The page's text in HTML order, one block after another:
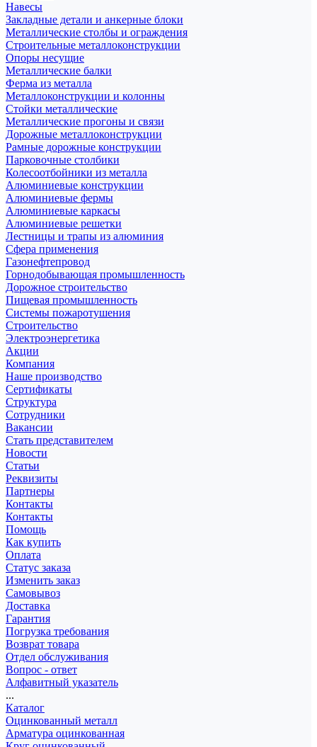
Навесы
Закладные детали и анкерные блоки
Металлические столбы и ограждения
Строительные металлоконструкции
Опоры несущие
Металлические балки
Ферма из металла
Металлоконструкции и колонны
Стойки металлические
Металлические прогоны и связи
Дорожные металлоконструкции
Рамные дорожные конструкции
Парковочные столбики
Колесоотбойники из металла
Алюминиевые конструкции
Алюминиевые фермы
Алюминиевые каркасы
Алюминиевые решетки
Лестницы и трапы из алюминия
Сфера применения
Газонефтепровод
Горнодобывающая промышленность
Дорожное строительство
Пищевая промышленность
Системы пожаротушения
Строительство
Электроэнергетика
Акции
Компания
Наше производство
Сертификаты
Структура
Сотрудники
Вакансии
Стать представителем
Новости
Статьи
Реквизиты
Партнеры
Контакты
Контакты
Помощь
Как купить
Оплата
Статус заказа
Изменить заказ
Самовывоз
Доставка
Гарантия
Погрузка требования
Возврат товара
Отдел обслуживания
Вопрос - ответ
Алфавитный указатель
...
Каталог
Оцинкованный металл
Арматура оцинкованная